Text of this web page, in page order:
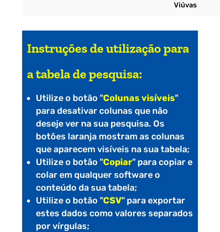
Viúvas
Instruções de utilização para
a tabela de pesquisa:
Utilize o botão "Colunas visíveis"
para desativar colunas que não
deseje ver na sua pesquisa. Os
botões laranja mostram as colunas
que aparecem visíveis na sua tabela;
Utilize o botão "Copiar" para copiar e
colar em qualquer software o
conteúdo da sua tabela;
Utilize o botão "CSV" para exportar
estes dados como valores separados
por vírgulas;